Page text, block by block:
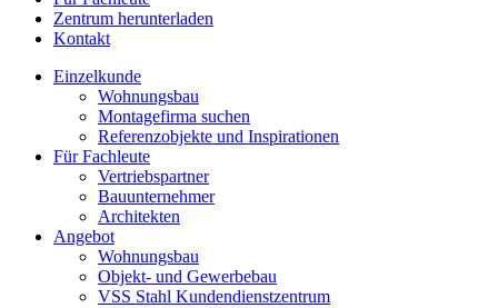
Zentrum herunterladen
Kontakt
Einzelkunde
Wohnungsbau
Montagefirma suchen
Referenzobjekte und Inspirationen
Für Fachleute
Vertriebspartner
Bauunternehmer
Architekten
Angebot
Wohnungsbau
Objekt- und Gewerbebau
VSS Stahl Kundendienstzentrum